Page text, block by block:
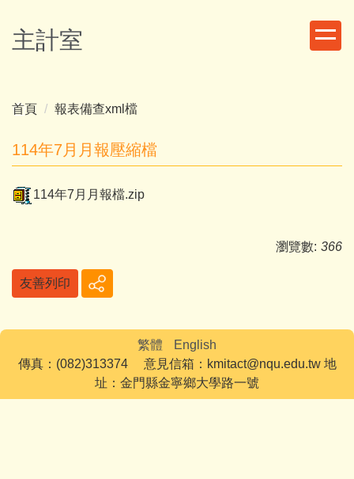
到
主
容
主計室
首頁 報表備查xml檔
114年7月月報壓縮檔
114年7月月報檔.zip
瀏覽數: 366
友善列印
繁體
English
傳真：(082)313374 意見信箱：kmitact@nqu.edu.tw 地
址：金門縣金寧鄉大學路一號